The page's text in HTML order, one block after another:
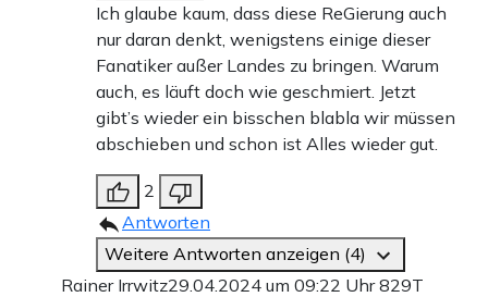
Ich glaube kaum, dass diese ReGierung auch
nur daran denkt, wenigstens einige dieser
Fanatiker außer Landes zu bringen. Warum
auch, es läuft doch wie geschmiert. Jetzt
gibt’s wieder ein bisschen blabla wir müssen
abschieben und schon ist Alles wieder gut.
2
Antworten
Weitere Antworten anzeigen (4)
Rainer Irrwitz29.04.2024 um 09:22 Uhr829T